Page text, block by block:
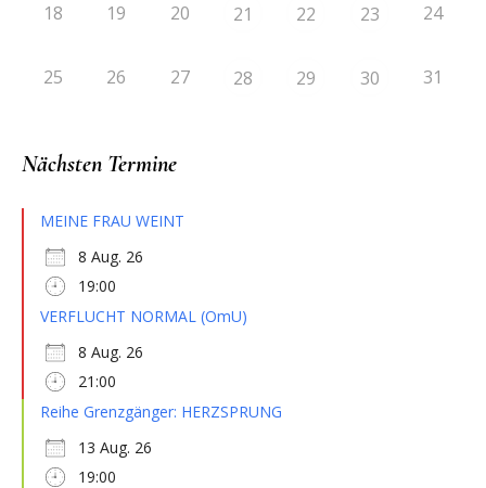
18 19 20 21 22 23 24
25 26 27 28 29 30 31
Nächsten Termine
MEINE FRAU WEINT
8 Aug. 26
19:00
VERFLUCHT NORMAL (OmU)
8 Aug. 26
21:00
Reihe Grenzgänger: HERZSPRUNG
13 Aug. 26
19:00